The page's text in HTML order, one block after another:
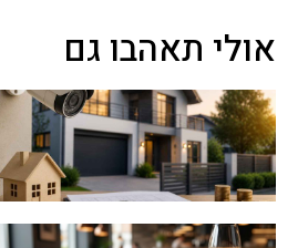
אולי תאהבו גם